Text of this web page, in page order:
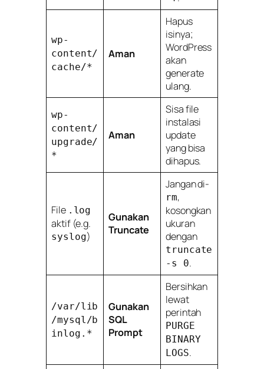
wp-
content/
cache/*
Aman
Hapus
isinya;
WordPress
akan
generate
ulang.
wp-
content/
upgrade/
*
Aman
Sisa file
instalasi
update
yang bisa
dihapus.
File .log
aktif (e.g.
syslog)
Gunakan
Truncate
Jangan di-
rm,
kosongkan
ukuran
dengan
truncate
-s 0.
/var/lib
/mysql/b
inlog.*
Gunakan
SQL
Prompt
Bersihkan
lewat
perintah
PURGE
BINARY
LOGS.